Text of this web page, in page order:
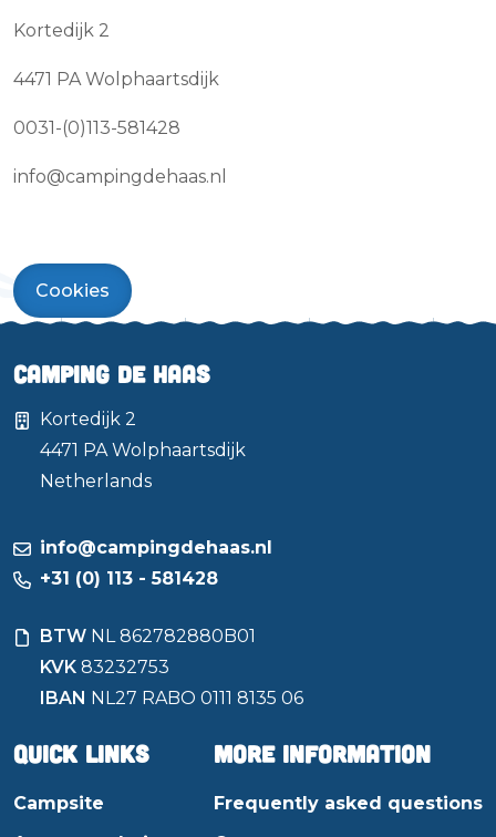
Kortedijk 2
4471 PA Wolphaartsdijk
0031-(0)113-581428
info@campingdehaas.nl
Cookies
Camping de Haas
Kortedijk 2
4471 PA Wolphaartsdijk
Netherlands
info@campingdehaas.nl
+31 (0) 113 - 581428
BTW NL 862782880B01
KVK 83232753
IBAN NL27 RABO 0111 8135 06
Quick links
Campsite
More information
Frequently asked questions